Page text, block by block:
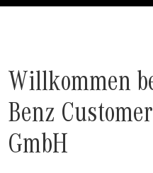
Willkommen
Benz
GmbH